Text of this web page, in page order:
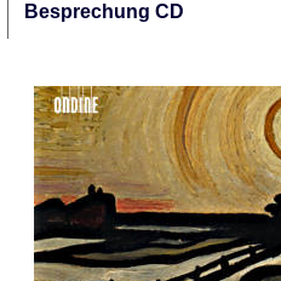
Besprechung CD